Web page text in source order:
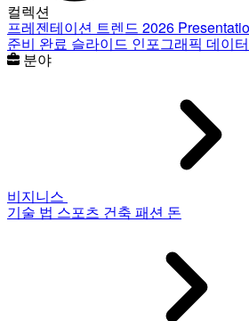
컬렉션
프레젠테이션 트렌드 2026
준비 완료 슬라이드 인포그래픽 데이
분야
비지니스
기술 법 스포츠 건축 패션 돈